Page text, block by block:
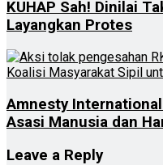
KUHAP Sah! Dinilai
Layangkan Protes
Amnesty
Asasi Manusia dan
Leave a Reply